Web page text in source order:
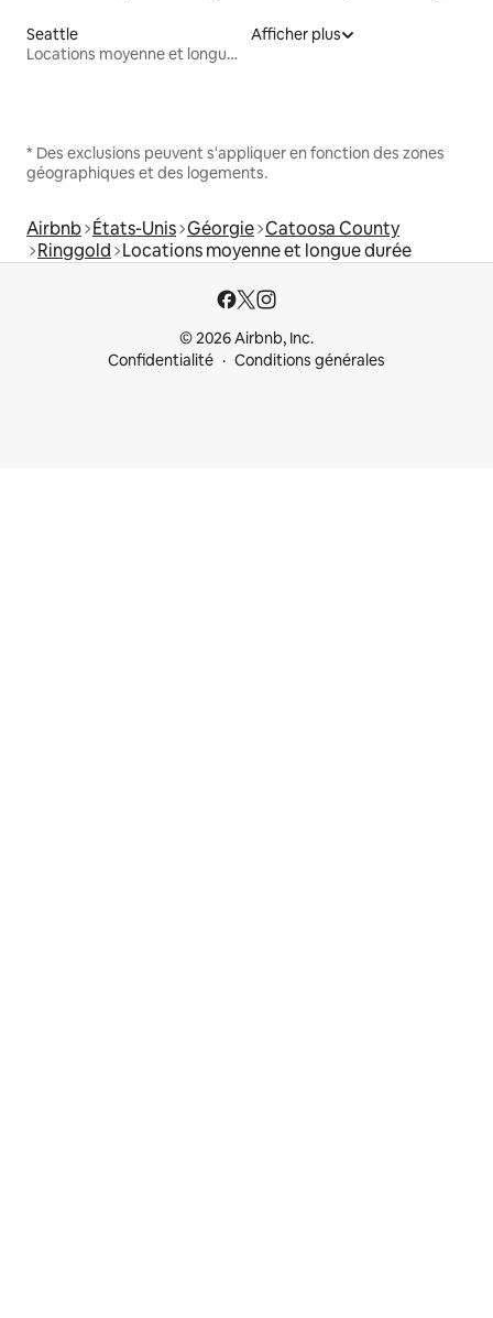
Seattle
Locations moyenne et longue durée
Afficher plus
* Des exclusions peuvent s'appliquer en fonction des zones
géographiques et des logements.
Airbnb États-Unis Géorgie Catoosa County
Ringgold Locations moyenne et longue durée
© 2026 Airbnb, Inc.
Confidentialité
Conditions générales